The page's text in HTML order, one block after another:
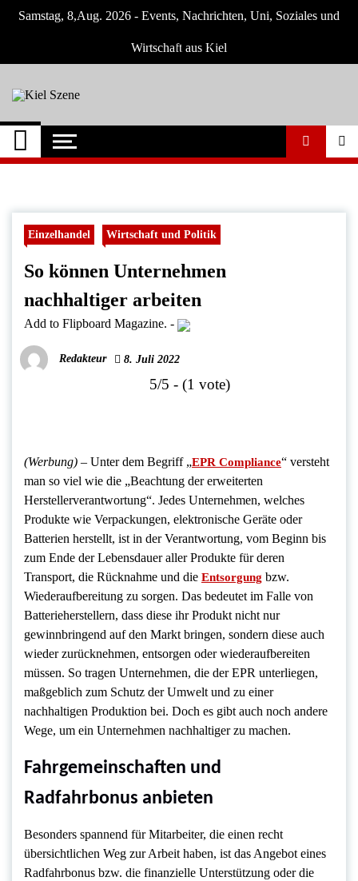
Skip
Samstag, 8,Aug. 2026 - Events, Nachrichten, Uni, Soziales und
Wirtschaft aus Kiel
Kiel Szene
Neuigkeiten und Nachrichten aus Kiel und
Umgebung
Einzelhandel Wirtschaft und Politik
So können Unternehmen
nachhaltiger arbeiten
Add to Flipboard Magazine. -
Redakteur 8. Juli 2022
5/5 - (1 vote)
(Werbung) – Unter dem Begriff „EPR Compliance“ versteht
man so viel wie die „Beachtung der erweiterten
Herstellerverantwortung“. Jedes Unternehmen, welches
Produkte wie Verpackungen, elektronische Geräte oder
Batterien herstellt, ist in der Verantwortung, vom Beginn bis
zum Ende der Lebensdauer aller Produkte für deren
Transport, die Rücknahme und die Entsorgung bzw.
Wiederaufbereitung zu sorgen. Das bedeutet im Falle von
Batterieherstellern, dass diese ihr Produkt nicht nur
gewinnbringend auf den Markt bringen, sondern diese auch
wieder zurücknehmen, entsorgen oder wiederaufbereiten
müssen. So tragen Unternehmen, die der EPR unterliegen,
maßgeblich zum Schutz der Umwelt und zu einer
nachhaltigen Produktion bei. Doch es gibt auch noch andere
Wege, um ein Unternehmen nachhaltiger zu machen.
Fahrgemeinschaften und
Radfahrbonus anbieten
Besonders spannend für Mitarbeiter, die einen recht
übersichtlichen Weg zur Arbeit haben, ist das Angebot eines
Radfahrbonus bzw. die finanzielle Unterstützung oder die